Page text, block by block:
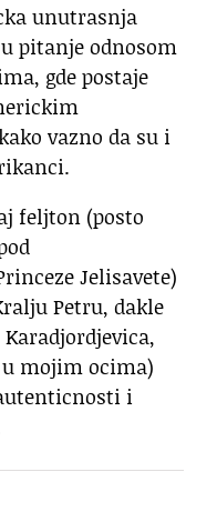
unutrasnja
pitanje odnosom
gde postaje
vazno da su i
feljton (posto
Jelisavete)
Petru, dakle
mojim ocima)
i